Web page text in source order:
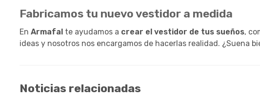
Fabricamos tu nuevo vestidor a medida
EnArmafal te ayudamos a crear el vestidor de tus sueños,
ideas y nosotros nos encargamos de hacerlas realidad. ¿Suena
Noticias relacionadas